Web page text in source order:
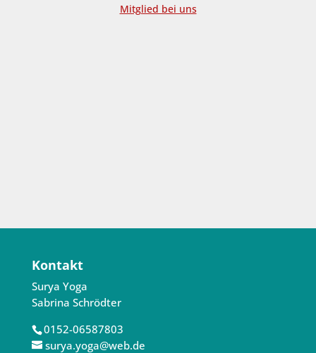
Mitglied bei uns
Kontakt
Surya Yoga
Sabrina Schrödter
0152-06587803
surya.yoga@web.de